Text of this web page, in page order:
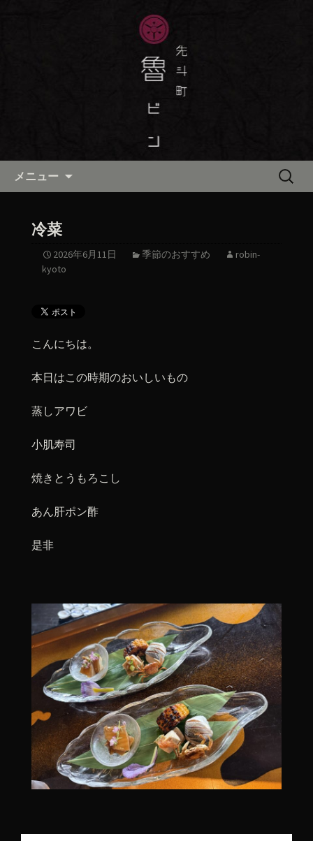
京都・先斗町の京料理・和食
「魯ビン（ろびん）」の公式ブ
京都・先斗町の京町家で美味しい季節
の京料理・和食が自慢の「魯ビン（ろ
びん）」がお店からのお知らせや、お
料理について最新情報をおとどけしま
メニュー
検
冷菜
2026年6月11日 季節のおすすめ
robin-
kyoto
こんにちは。
本日はこの時期のおいしいもの
蒸しアワビ
小肌寿司
焼きとうもろこし
あん肝ポン酢
是非